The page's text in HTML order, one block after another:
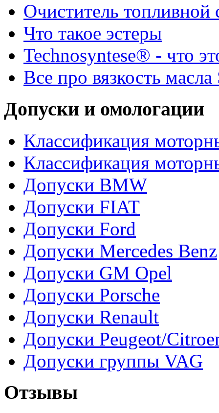
Очиститель
Что такое эстеры
Technosyntese® - что
Все про вязкость
Допуски и омологации
Классификация
Классификация
Допуски BMW
Допуски FIAT
Допуски Ford
Допуски Mercedes Benz
Допуски GM Opel
Допуски Porsche
Допуски Renault
Допуски Peugeot/
Допуски группы VAG
Отзывы